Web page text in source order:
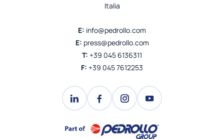
Italia
E: info@pedrollo.com
E: press@pedrollo.com
T: +39 045 6136311
F: +39 045 7612253